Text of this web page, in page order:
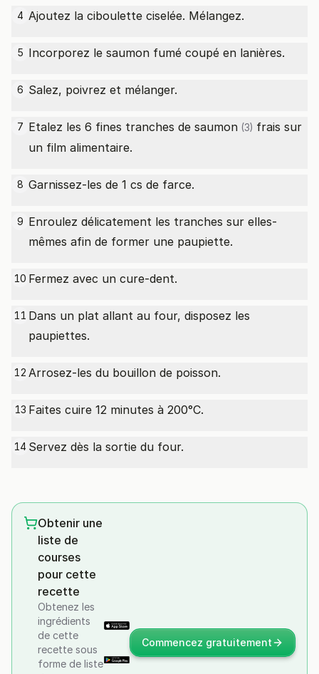
4 Ajoutez la ciboulette ciselée. Mélangez.
5 Incorporez le saumon fumé coupé en lanières.
6 Salez, poivrez et mélanger.
7 Etalez les 6 fines tranches de saumon (3) frais sur
un film alimentaire.
8 Garnissez-les de 1 cs de farce.
9 Enroulez délicatement les tranches sur elles-
mêmes afin de former une paupiette.
10 Fermez avec un cure-dent.
11 Dans un plat allant au four, disposez les
paupiettes.
12 Arrosez-les du bouillon de poisson.
13 Faites cuire 12 minutes à 200°C.
14 Servez dès la sortie du four.
Obtenir une
liste de
courses
pour cette
recette
Obtenez les
ingrédients
de cette
recette sous
forme de liste
Commencez gratuitement